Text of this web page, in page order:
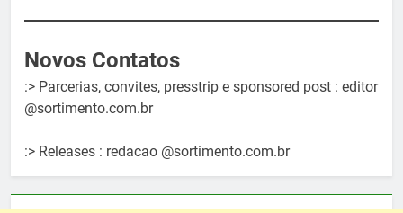
Novos Contatos
:> Parcerias, convites, presstrip e sponsored post : editor
@sortimento.com.br
:> Releases : redacao @sortimento.com.br